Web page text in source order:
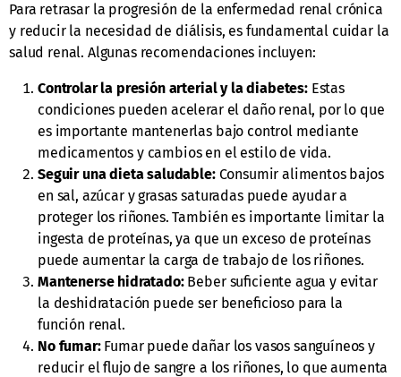
Para retrasar la progresión de la enfermedad renal crónica
y reducir la necesidad de diálisis, es fundamental cuidar la
salud renal. Algunas recomendaciones incluyen:
Controlar la presión arterial y la diabetes:Estas
condiciones pueden acelerar el daño renal, por lo que
es importante mantenerlas bajo control mediante
medicamentos y cambios en el estilo de vida.
Seguir una dieta saludable:Consumir alimentos bajos
en sal, azúcar y grasas saturadas puede ayudar a
proteger los riñones. También es importante limitar la
ingesta de proteínas, ya que un exceso de proteínas
puede aumentar la carga de trabajo de los riñones.
Mantenerse hidratado:Beber suficiente agua y evitar
la deshidratación puede ser beneficioso para la
función renal.
No fumar:Fumar puede dañar los vasos sanguíneos y
reducir el flujo de sangre a los riñones, lo que aumenta